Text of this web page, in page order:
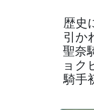
歴史
引か
聖奈
ョク
騎手